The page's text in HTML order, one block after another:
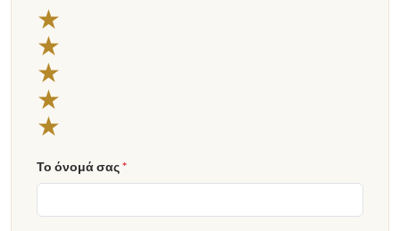
★
★
★
★
★
Το όνομά σας*